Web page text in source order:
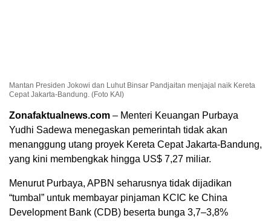
Mantan Presiden Jokowi dan Luhut Binsar Pandjaitan menjajal naik Kereta
Cepat Jakarta-Bandung. (Foto KAI)
Zonafaktualnews.com – Menteri Keuangan Purbaya
Yudhi Sadewa menegaskan pemerintah tidak akan
menanggung utang proyek Kereta Cepat Jakarta-Bandung,
yang kini membengkak hingga US$ 7,27 miliar.
Menurut Purbaya, APBN seharusnya tidak dijadikan
“tumbal” untuk membayar pinjaman KCIC ke China
Development Bank (CDB) beserta bunga 3,7–3,8%